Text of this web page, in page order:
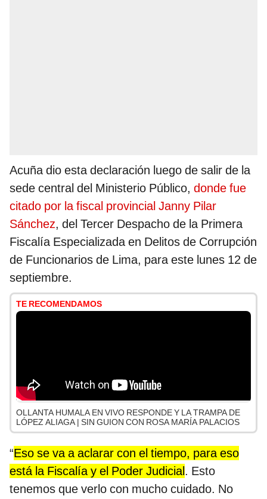
Acuña dio esta declaración luego de salir de la
sede central del Ministerio Público, donde fue
citado por la fiscal provincial Janny Pilar
Sánchez, del Tercer Despacho de la Primera
Fiscalía Especializada en Delitos de Corrupción
de Funcionarios de Lima, para este lunes 12 de
septiembre.
TE RECOMENDAMOS
OLLANTA HUMALA EN VIVO RESPONDE Y LA TRAMPA DE
LÓPEZ ALIAGA | SIN GUION CON ROSA MARÍA PALACIOS
“Eso se va a aclarar con el tiempo, para eso
está la Fiscalía y el Poder Judicial. Esto
tenemos que verlo con mucho cuidado. No